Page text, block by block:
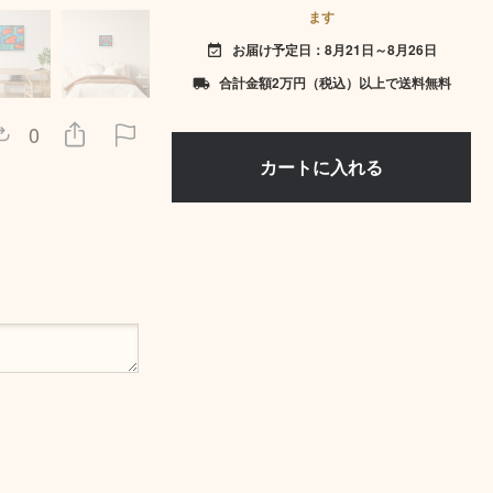
0
ます
event_available お届け予定日：8月21日～8月26日
local_shipping 合計金額2万円（税込）以上で送料無料